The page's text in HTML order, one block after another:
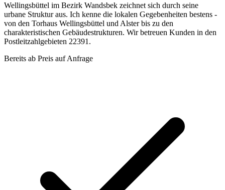
Wellingsbüttel im Bezirk Wandsbek zeichnet sich durch seine
urbane Struktur aus. Ich kenne die lokalen Gegebenheiten bestens -
von den Torhaus Wellingsbüttel und Alster bis zu den
charakteristischen Gebäudestrukturen. Wir betreuen Kunden in den
Postleitzahlgebieten 22391.
Bereits ab Preis auf Anfrage